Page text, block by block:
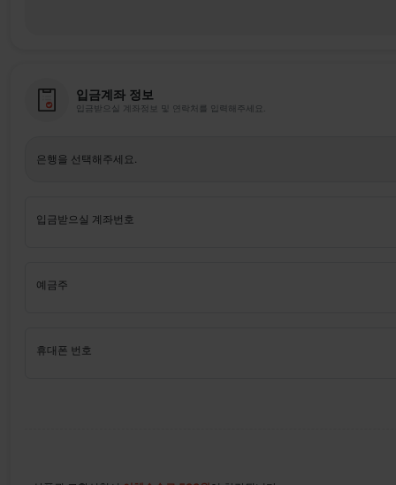
입금계좌 정보
입금받으실 계좌정보 및 연락처를 입력해주세요.
은행을 선택해주세요.
입금받으실 계좌번호
예금주
휴대폰 번호